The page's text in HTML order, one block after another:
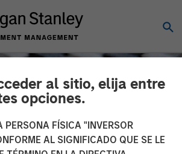
al sitio, elija entre
opciones.
PERSONA FÍSICA "INVERSOR
AL SIGNIFICADO QUE SE LE